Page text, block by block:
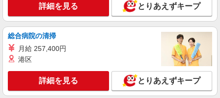
詳細を見る とりあえずキープ
総合病院の清掃
月給 257,400円
港区
詳細を見る とりあえずキープ